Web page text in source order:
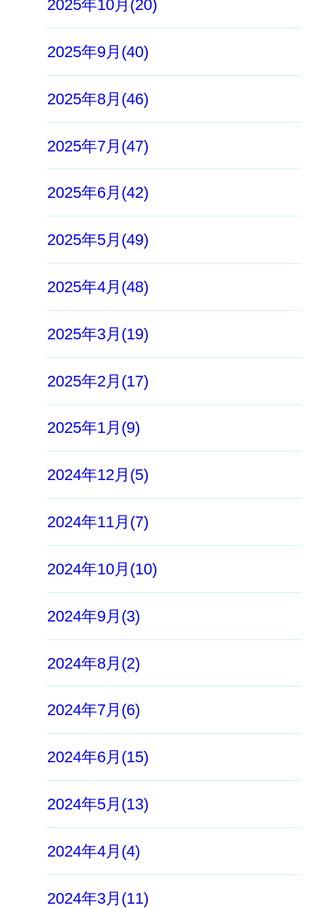
2025年10月(20)
2025年9月(40)
2025年8月(46)
2025年7月(47)
2025年6月(42)
2025年5月(49)
2025年4月(48)
2025年3月(19)
2025年2月(17)
2025年1月(9)
2024年12月(5)
2024年11月(7)
2024年10月(10)
2024年9月(3)
2024年8月(2)
2024年7月(6)
2024年6月(15)
2024年5月(13)
2024年4月(4)
2024年3月(11)